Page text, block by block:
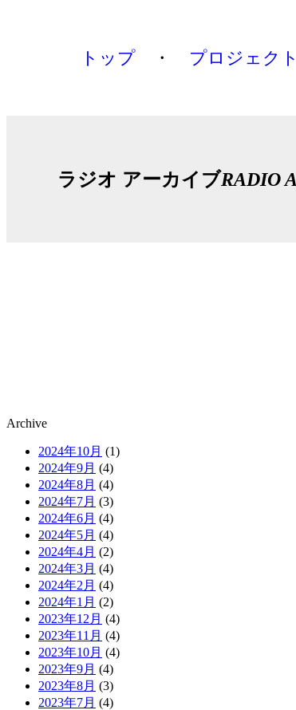
トップ プロジェクト
ラジオ アーカイブRADIO
Archive
2024年10月 (1)
2024年9月 (4)
2024年8月 (4)
2024年7月 (3)
2024年6月 (4)
2024年5月 (4)
2024年4月 (2)
2024年3月 (4)
2024年2月 (4)
2024年1月 (2)
2023年12月 (4)
2023年11月 (4)
2023年10月 (4)
2023年9月 (4)
2023年8月 (3)
2023年7月 (4)